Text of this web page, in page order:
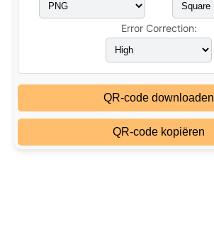
Error Correction:
QR-code downloaden
QR-code kopiëren